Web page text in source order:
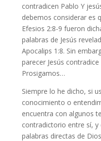
contradicen Pablo Y
debemos considerar es
Efesios 2:8-9 fueron
palabras de Jesús
Apocalips 1:8. Sin
parecer Jesús
Prosigamos…
Siempre lo he dicho, si
conocimiento o
encuentra con algunos
contradictorio entre sí,
palabras directas de